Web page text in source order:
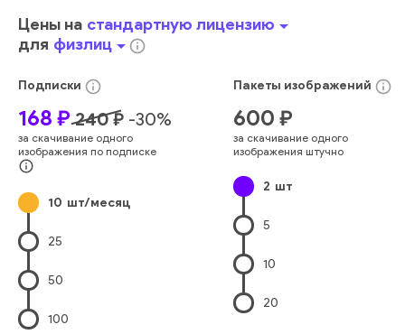
Цены на стандартную лицензиюarrow_drop_down
для физлицarrow_drop_downinfo_outline
Подписки info_outline
168 ₽ 240₽ -30%
за скачивание одного
изображения по подписке
info_outline
10 шт/месяц
25
50
100
Пакеты изображений info_outline
600 ₽
за скачивание одного
изображения штучно
2 шт
5
10
20